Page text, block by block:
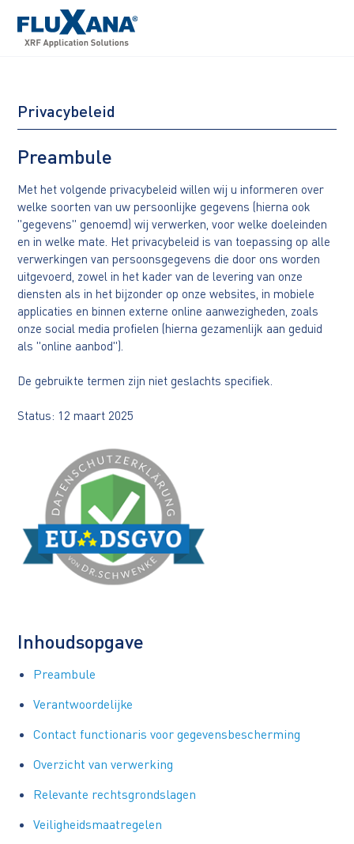
Privacybeleid
Preambule
Met het volgende privacybeleid willen wij u informeren over
welke soorten van uw persoonlijke gegevens (hierna ook
"gegevens" genoemd) wij verwerken, voor welke doeleinden
en in welke mate. Het privacybeleid is van toepassing op alle
verwerkingen van persoonsgegevens die door ons worden
uitgevoerd, zowel in het kader van de levering van onze
diensten als in het bijzonder op onze websites, in mobiele
applicaties en binnen externe online aanwezigheden, zoals
onze social media profielen (hierna gezamenlijk aan geduid
als "online aanbod").
De gebruikte termen zijn niet geslachts specifiek.
Status: 12 maart 2025
Inhoudsopgave
Preambule
Verantwoordelijke
Contact functionaris voor gegevensbescherming
Overzicht van verwerking
Relevante rechtsgrondslagen
Veiligheidsmaatregelen